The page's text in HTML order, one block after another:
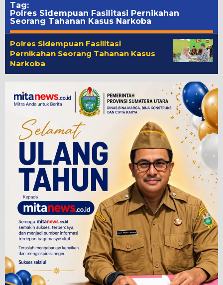
Tag:
Polres Sidempuan Fasilitasi Pernikahan
Seorang Tahanan Kasus Narkoba
Polres Sidempuan Fasilitasi
Pernikahan Seorang Tahanan Kasus
Narkoba